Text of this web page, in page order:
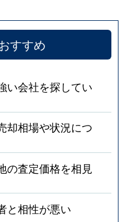
すすめ
い会社を探してい
却相場や状況につ
の査定価格を相見
と相性が悪い